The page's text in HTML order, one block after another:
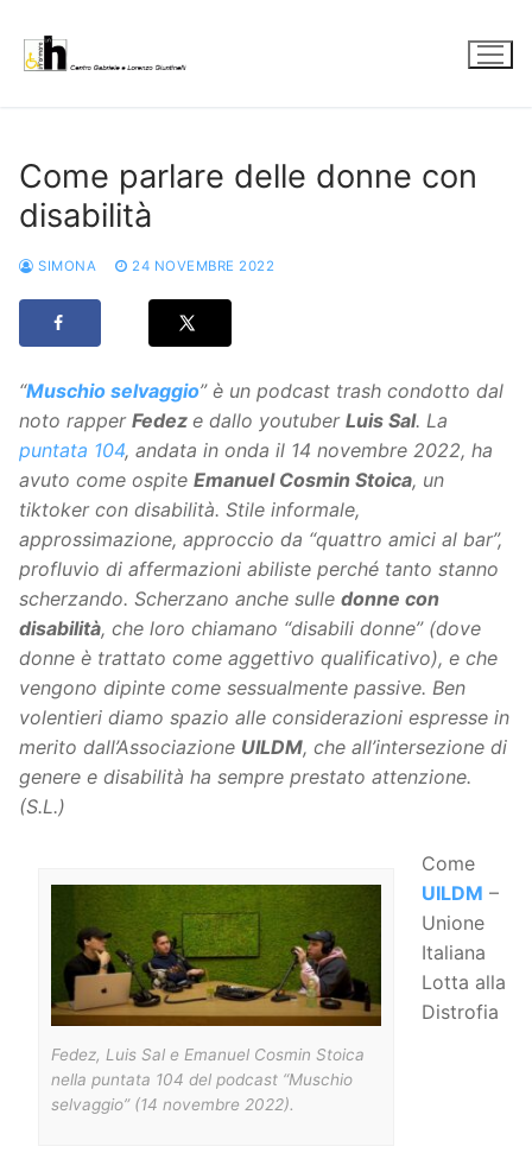
contenuto
Come parlare delle donne con
disabilità
SIMONA 24 NOVEMBRE 2022
“Muschio selvaggio” è un podcast trash condotto dal
noto rapper Fedez e dallo youtuber Luis Sal. La
puntata 104, andata in onda il 14 novembre 2022, ha
avuto come ospite Emanuel Cosmin Stoica, un
tiktoker con disabilità. Stile informale,
approssimazione, approccio da “quattro amici al bar”,
profluvio di affermazioni abiliste perché tanto stanno
scherzando. Scherzano anche sulle donne con
disabilità, che loro chiamano “disabili donne” (dove
donne è trattato come aggettivo qualificativo), e che
vengono dipinte come sessualmente passive. Ben
volentieri diamo spazio alle considerazioni espresse in
merito dall’Associazione UILDM, che all’intersezione di
genere e disabilità ha sempre prestato attenzione.
(S.L.)
Fedez, Luis Sal e Emanuel Cosmin Stoica
nella puntata 104 del podcast “Muschio
selvaggio” (14 novembre 2022).
Come
UILDM –
Unione
Italiana
Lotta alla
Distrofia